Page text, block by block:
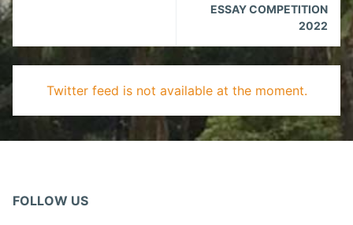
ESSAY COMPETITION
2022
Twitter feed is not available at the moment.
FOLLOW US